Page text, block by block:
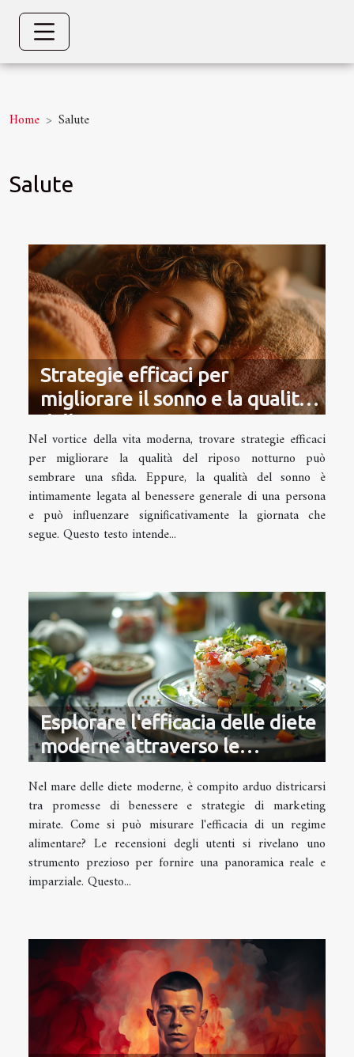
Home Salute
Salute
Strategie efficaci per
migliorare il sonno e la qualità
Nel vortice della vita moderna, trovare strategie efficaci
per migliorare la qualità del riposo notturno può
sembrare una sfida. Eppure, la qualità del sonno è
intimamente legata al benessere generale di una persona
e può influenzare significativamente la giornata che
segue. Questo testo intende...
Esplorare l'efficacia delle diete
moderne attraverso le
Nel mare delle diete moderne, è compito arduo districarsi
tra promesse di benessere e strategie di marketing
mirate. Come si può misurare l'efficacia di un regime
alimentare? Le recensioni degli utenti si rivelano uno
strumento prezioso per fornire una panoramica reale e
imparziale. Questo...